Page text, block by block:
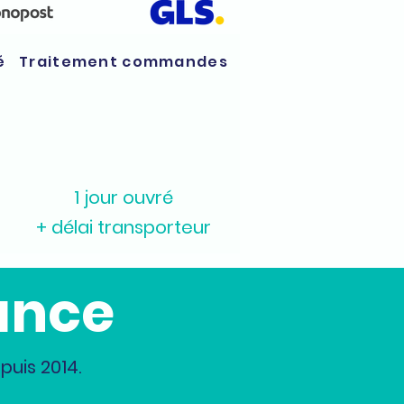
1 jour ouvré
+ délai transporteur
Traitement commandes
2014.